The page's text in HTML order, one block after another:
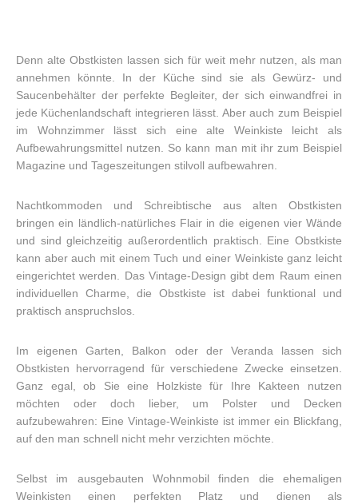
Denn alte Obstkisten lassen sich für weit mehr nutzen, als man
annehmen könnte. In der Küche sind sie als Gewürz- und
Saucenbehälter der perfekte Begleiter, der sich einwandfrei in
jede Küchenlandschaft integrieren lässt. Aber auch zum Beispiel
im Wohnzimmer lässt sich eine alte Weinkiste leicht als
Aufbewahrungsmittel nutzen. So kann man mit ihr zum Beispiel
Magazine und Tageszeitungen stilvoll aufbewahren.
Nachtkommoden und Schreibtische aus alten Obstkisten
bringen ein ländlich-natürliches Flair in die eigenen vier Wände
und sind gleichzeitig außerordentlich praktisch. Eine Obstkiste
kann aber auch mit einem Tuch und einer Weinkiste ganz leicht
eingerichtet werden. Das Vintage-Design gibt dem Raum einen
individuellen Charme, die Obstkiste ist dabei funktional und
praktisch anspruchslos.
Im eigenen Garten, Balkon oder der Veranda lassen sich
Obstkisten hervorragend für verschiedene Zwecke einsetzen.
Ganz egal, ob Sie eine Holzkiste für Ihre Kakteen nutzen
möchten oder doch lieber, um Polster und Decken
aufzubewahren: Eine Vintage-Weinkiste ist immer ein Blickfang,
auf den man schnell nicht mehr verzichten möchte.
Selbst im ausgebauten Wohnmobil finden die ehemaligen
Weinkisten einen perfekten Platz und dienen als